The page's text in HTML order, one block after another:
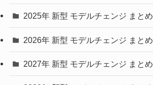
(9)
(4)
(1)
2025年 新型 モデルチェンジ まとめ
2026年 新型 モデルチェンジ まとめ
2027年 新型 モデルチェンジ まとめ